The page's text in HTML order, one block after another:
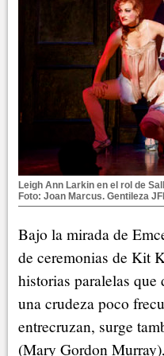
Leigh Ann Larkin en el rol de
Foto: Joan Marcus. Gentileza
Bajo la mirada de
de ceremonias de Kit
historias paralelas
una crudeza poco
entrecruzan, surge
(Mary Gordon